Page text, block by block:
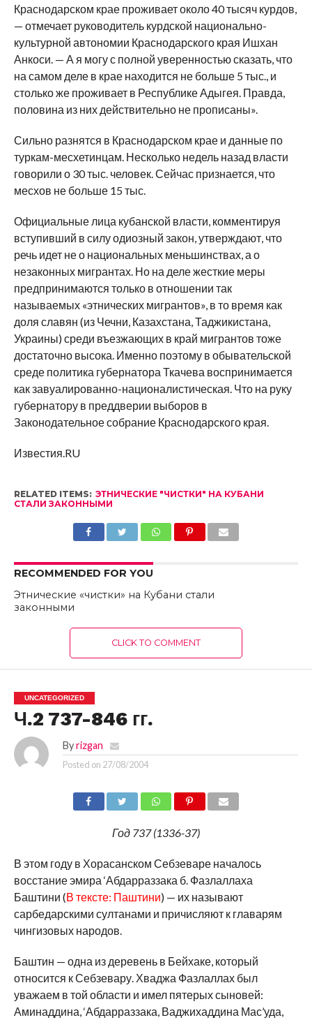
Краснодарском крае проживает около 40 тысяч курдов,
— отмечает руководитель курдской национально-
культурной автономии Краснодарского края Ишхан
Анкоси. — А я могу с полной уверенностью сказать, что
на самом деле в крае находится не больше 5 тыс., и
столько же проживает в Республике Адыгея. Правда,
половина из них действительно не прописаны».
Сильно разнятся в Краснодарском крае и данные по
туркам-месхетинцам. Несколько недель назад власти
говорили о 30 тыс. человек. Сейчас признается, что
месхов не больше 15 тыс.
Официальные лица кубанской власти, комментируя
вступивший в силу одиозный закон, утверждают, что
речь идет не о национальных меньшинствах, а о
незаконных мигрантах. Но на деле жесткие меры
предпринимаются только в отношении так
называемых «этнических мигрантов», в то время как
доля славян (из Чечни, Казахстана, Таджикистана,
Украины) среди въезжающих в край мигрантов тоже
достаточно высока. Именно поэтому в обывательской
среде политика губернатора Ткачева воспринимается
как завуалированно-националистическая. Что на руку
губернатору в преддверии выборов в
Законодательное собрание Краснодарского края.
Известия.RU
RELATED ITEMS: ЭТНИЧЕСКИЕ "ЧИСТКИ" НА КУБАНИ
СТАЛИ ЗАКОННЫМИ
RECOMMENDED FOR YOU
Этнические «чистки» на Кубани стали
законными
CLICK TO COMMENT
UNCATEGORIZED
Ч.2 737-846 гг.
By rizgan
Posted on 27/08/2004
Год 737 (1336-37)
В этом году в Хорасанском Себзеваре началось
восстание эмира ‘Абдарраззака б. Фазлаллаха
Баштини (В тексте: Паштини) — их называют
сарбедарскими султанами и причисляют к главарям
чингизовых народов.
Баштин — одна из деревень в Бейхаке, который
относится к Себзевару. Хваджа Фазлаллах был
уважаем в той области и имел пятерых сыновей:
Аминаддина, ‘Абдарраззака, Ваджихаддина Мас’уда,